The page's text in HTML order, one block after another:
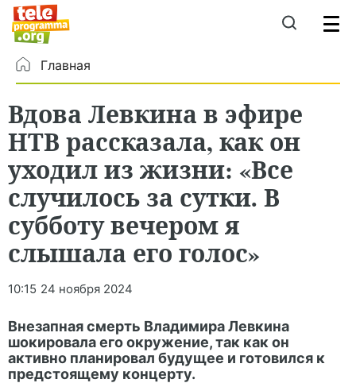
Главная
Вдова Левкина в эфире
НТВ рассказала, как он
уходил из жизни: «Все
случилось за сутки. В
субботу вечером я
слышала его голос»
10:15 24 ноября 2024
Внезапная смерть Владимира Левкина
шокировала его окружение, так как он
активно планировал будущее и готовился к
предстоящему концерту.